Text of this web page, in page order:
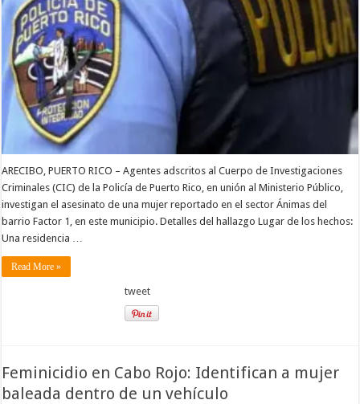
ARECIBO, PUERTO RICO – Agentes adscritos al Cuerpo de Investigaciones
Criminales (CIC) de la Policía de Puerto Rico, en unión al Ministerio Público,
investigan el asesinato de una mujer reportado en el sector Ánimas del
barrio Factor 1, en este municipio. Detalles del hallazgo Lugar de los hechos:
Una residencia …
Read More »
tweet
Feminicidio en Cabo Rojo: Identifican a mujer
baleada dentro de un vehículo